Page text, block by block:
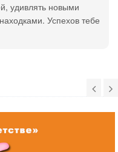
удивлять новыми
Успехов тебе